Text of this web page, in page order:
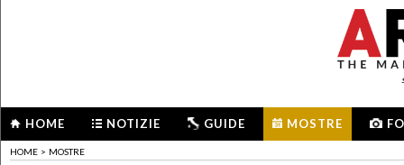
HOME NOTIZIE GUIDE MOSTRE
HOME > MOSTRE